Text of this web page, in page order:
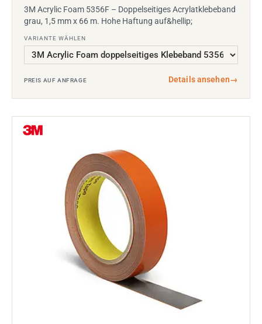
3M Acrylic Foam 5356F – Doppelseitiges Acrylatklebeband
grau, 1,5 mm x 66 m. Hohe Haftung auf&hellip;
VARIANTE WÄHLEN
PREIS AUF ANFRAGE Details ansehen→